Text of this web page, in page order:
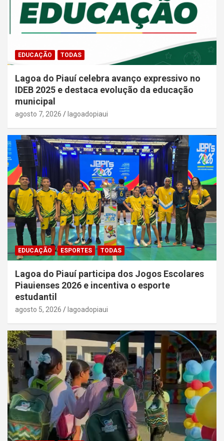
EDUCAÇÃO TODAS
Lagoa do Piauí celebra avanço expressivo no
IDEB 2025 e destaca evolução da educação
municipal
agosto 7, 2026 lagoadopiaui
EDUCAÇÃO ESPORTES TODAS
Lagoa do Piauí participa dos Jogos Escolares
Piauienses 2026 e incentiva o esporte
estudantil
agosto 5, 2026 lagoadopiaui